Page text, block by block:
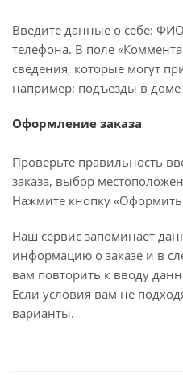
Введите данные о себе:
телефона. В поле
сведения, которые могут
например: подъезды в доме
Оформление заказа
Проверьте правильность
заказа, выбор
Нажмите кнопку «Оформить
Наш сервис запоминает
информацию о заказе и в
вам повторить к вводу
Если условия вам не
варианты.